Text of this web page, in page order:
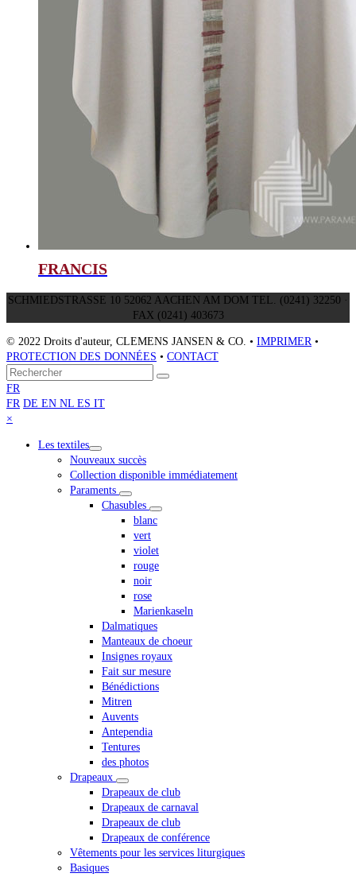
FRANCIS
SCHMIEDSTRASSE 10 52062 AACHEN AM DOM TEL. (0241) 32250 ·
FAX (0241) 403673
© 2022 Droits d'auteur, CLEMENS JANSEN & CO. • IMPRIMER•
PROTECTION DES DONNÉES • CONTACT
Retour
au
sommet
Rechercher
Envoyer
FR
FR DE EN NL ES IT
×
menu
Les textiles
Nouveaux succès
Collection disponible immédiatement
Paraments
Chasubles
blanc
vert
violet
rouge
noir
rose
Marienkaseln
Dalmatiques
Manteaux de choeur
Insignes royaux
Fait sur mesure
Bénédictions
Mitren
Auvents
Antependia
Tentures
des photos
Drapeaux
Drapeaux de club
Drapeaux de carnaval
Drapeaux de club
Drapeaux de conférence
Vêtements pour les services liturgiques
Basiques